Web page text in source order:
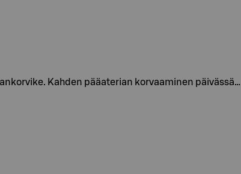
Kahden pääaterian korvaaminen päivässä…